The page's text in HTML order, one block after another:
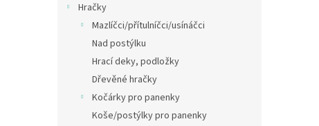
Hračky
Mazlíčci/přítulníčci/usínáčci
Nad postýlku
Hrací deky, podložky
Dřevěné hračky
Kočárky pro panenky
Koše/postýlky pro panenky